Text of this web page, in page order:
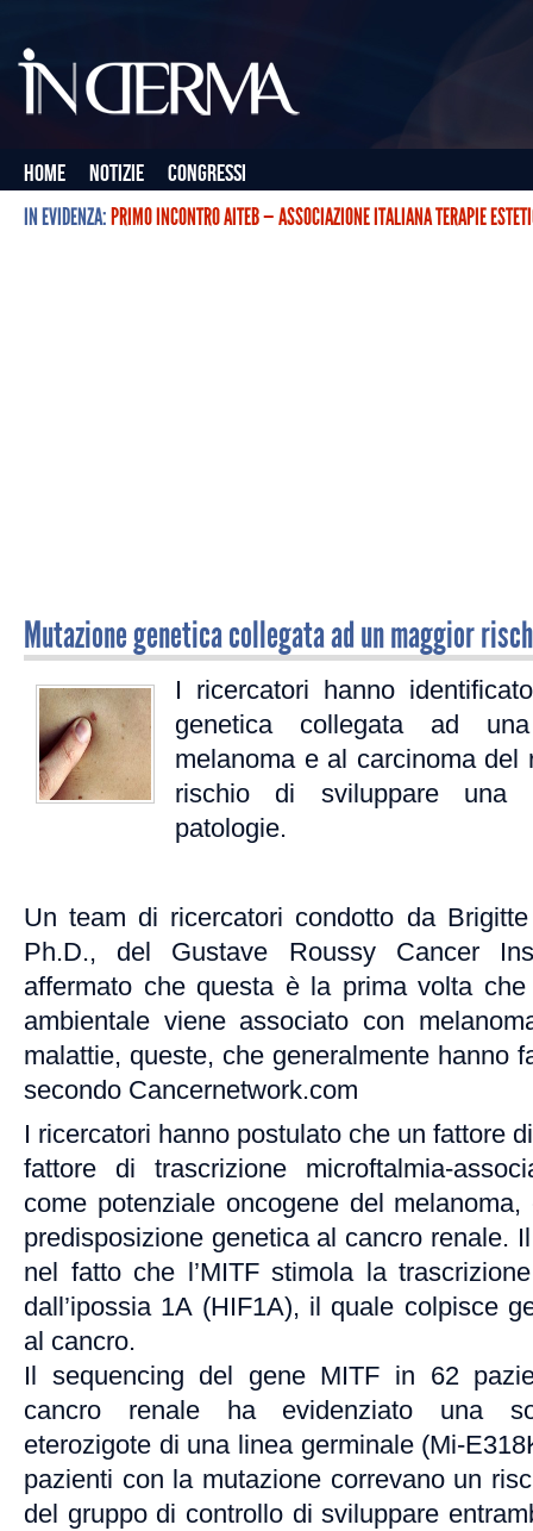
Home Notizie
Congressi
IN EVIDENZA:PRIMO INCONTRO AITEB — ASSOCIAZIONE ITALIANA TERAPIE
Mutazione genetica collegata ad un maggior
I ricercatori hanno
genetica collegata ad
melanoma e al carcinoma del
rischio di sviluppare una
patologie.
Un team di ricercatori condotto da
Ph.D., del Gustave Roussy Cancer
affermato che questa è la prima volta
ambientale viene associato con
malattie, queste, che generalmente hanno
secondo Cancernetwork.com
I ricercatori hanno postulato che un fattore
fattore di trascrizione microftalmia-
come potenziale oncogene del
predisposizione genetica al cancro renale.
nel fatto che l’MITF stimola la
dall’ipossia 1A (HIF1A), il quale colpisce
al cancro.
Il sequencing del gene MITF in 62
cancro renale ha evidenziato una
eterozigote di una linea germinale (Mi-
pazienti con la mutazione correvano un
del gruppo di controllo di sviluppare